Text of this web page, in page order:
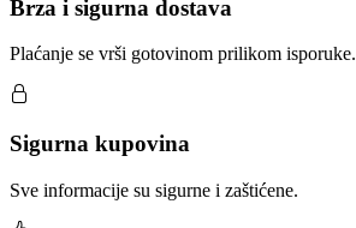
Brza i sigurna dostava
Plaćanje se vrši gotovinom prilikom isporuke.
Sigurna kupovina
Sve informacije su sigurne i zaštićene.